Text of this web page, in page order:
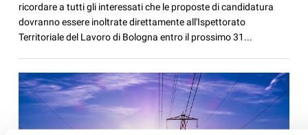
ricordare a tutti gli interessati che le proposte di candidatura
dovranno essere inoltrate direttamente all'Ispettorato
Territoriale del Lavoro di Bologna entro il prossimo 31...